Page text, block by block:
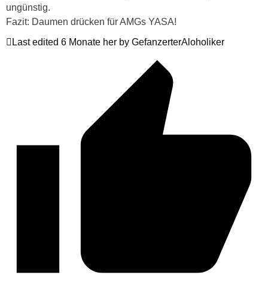
ungünstig.
Fazit: Daumen drücken für AMGs YASA!
Last edited 6 Monate her by GefanzerterAloholiker